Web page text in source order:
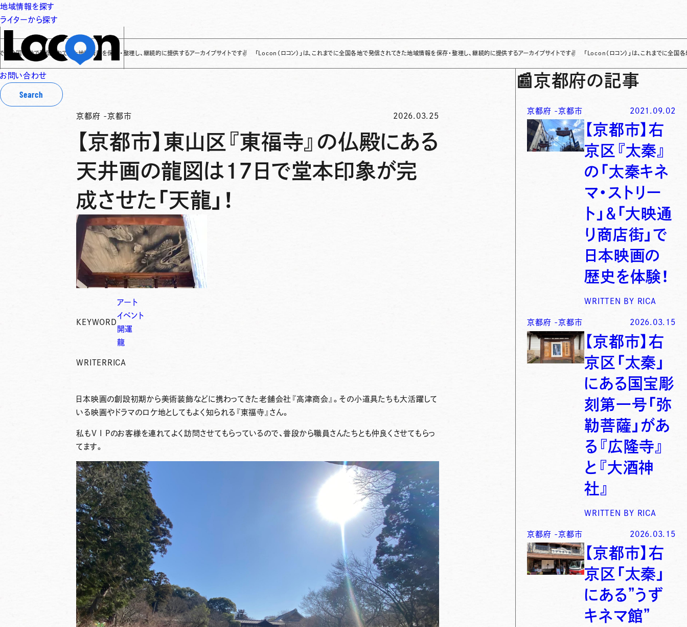
地域情報を探す
ライターから探す
お問い合わせ
Search
で発信されてきた地域情報を保存・整理し、継続的に提供するアーカイブサイトです✌ 「Locon（ロコン）」は、これまでに全国各地で発信されてきた地域情報を保存・整理し、継続的に提供するアーカイブサイトです✌ 「Locon（ロコン）」は、これまでに全国各地で発信さ
京都府 -京都市 2026.03.25
【京都市】東山区『東福寺』の仏殿にある
天井画の龍図は１７日で堂本印象が完
成させた「天龍」！
KEYWORD
アート
イベント
開運
龍
WRITER RICA
日本映画の創設初期から美術装飾などに携わってきた老舗会社『高津商会』。その小道具たちも大活躍して
いる映画やドラマのロケ地としてもよく知られる『東福寺』さん。
私もV I Pのお客様を連れてよく訪問させてもらっているので、普段から職員さんたちとも仲良くさせてもらっ
てます。
📰京都府の記事
京都府 -京都市 2021.09.02
【京都市】右
京区『太秦』
の「太秦キネ
マ・ストリー
ト」＆「大映通
り商店街」で
日本映画の
歴史を体験！
WRITTEN BY RICA
京都府 -京都市 2026.03.15
【京都市】右
京区「太秦」
にある国宝彫
刻第一号「弥
勒菩薩」があ
る『広隆寺』
と『大酒神
社』
WRITTEN BY RICA
京都府 -京都市 2026.03.15
【京都市】右
京区「太秦」
にある”うず
キネマ館”